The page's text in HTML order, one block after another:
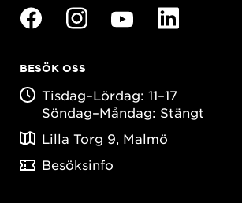
BESÖK OSS
Tisdag–Lördag: 11–17
Söndag–Måndag: Stängt
Lilla Torg 9, Malmö
Besöksinfo